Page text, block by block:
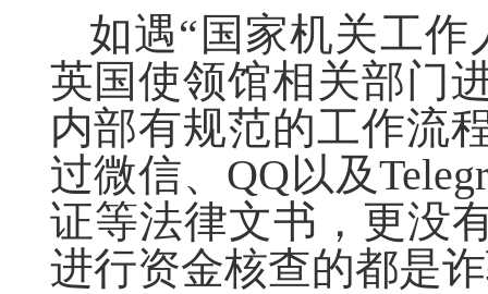
如遇“国家机关工
英国使领馆相关部门
内部有规范的工作流
过微信、 QQ以及
证等法律文书，更没
进行资金核查的都是